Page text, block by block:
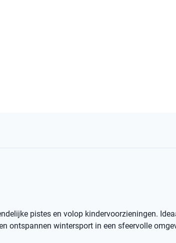
pistes en volop kindervoorzieningen.
ontspannen wintersport in een sfeervolle